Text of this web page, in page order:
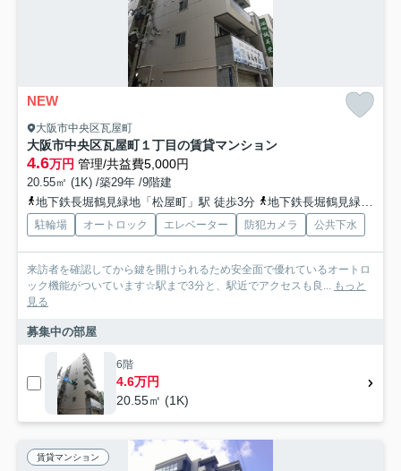
NEW
大阪市中央区瓦屋町
大阪市中央区瓦屋町１丁目の賃貸マンション
4.6万円 管理/共益費5,000円
20.55㎡ (1K) /築29年 /9階建
地下鉄長堀鶴見緑地「松屋町」駅 徒歩3分
地下鉄長堀鶴見緑地「長堀橋」駅 徒歩7分
駐輪場 オートロック エレベーター 防犯カメラ 公共下水
来訪者を確認してから鍵を開けられるため安全面で優れているオートロ
ック機能がついています☆駅まで3分と、駅近でアクセスも良... もっと
見る
募集中の部屋
6階
4.6万円
20.55㎡ (1K)
賃貸マンション